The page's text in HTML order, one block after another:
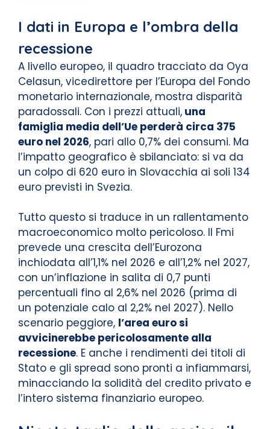
I dati in Europa e l’ombra della
recessione
A livello europeo, il quadro tracciato da Oya
Celasun, vicedirettore per l’Europa del Fondo
monetario internazionale, mostra disparità
paradossali. Con i prezzi attuali, una
famiglia media dell’Ue perderà circa 375
euro nel 2026, pari allo 0,7% dei consumi. Ma
l’impatto geografico è sbilanciato: si va da
un colpo di 620 euro in Slovacchia ai soli 134
euro previsti in Svezia.
Tutto questo si traduce in un rallentamento
macroeconomico molto pericoloso. Il Fmi
prevede una crescita dell’Eurozona
inchiodata all’1,1% nel 2026 e all’1,2% nel 2027,
con un’inflazione in salita di 0,7 punti
percentuali fino al 2,6% nel 2026 (prima di
un potenziale calo al 2,2% nel 2027). Nello
scenario peggiore, l’area euro si
avvicinerebbe pericolosamente alla
recessione. E anche i rendimenti dei titoli di
Stato e gli spread sono pronti a infiammarsi,
minacciando la solidità del credito privato e
l’intero sistema finanziario europeo.